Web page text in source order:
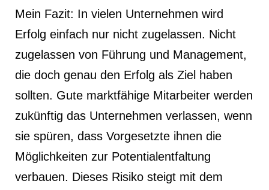
Mein Fazit: In vielen Unternehmen wird
Erfolg einfach nur nicht zugelassen. Nicht
zugelassen von Führung und Management,
die doch genau den Erfolg als Ziel haben
sollten. Gute marktfähige Mitarbeiter werden
zukünftig das Unternehmen verlassen, wenn
sie spüren, dass Vorgesetzte ihnen die
Möglichkeiten zur Potentialentfaltung
verbauen. Dieses Risiko steigt mit dem